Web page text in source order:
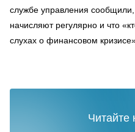
службе управления сообщили,
начисляют регулярно и что
слухах о финансовом
Читайте